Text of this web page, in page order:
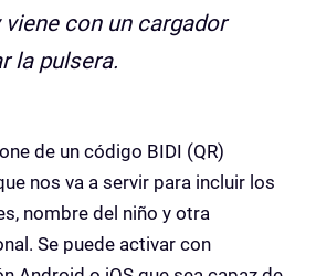
con un cargador
la pulsera.
de un código BIDI (QR)
nos va a servir para incluir los
nombre del niño y otra
Se puede activar con